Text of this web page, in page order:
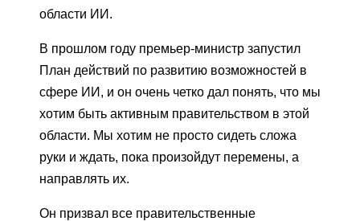
области ИИ.
В прошлом году премьер-министр запустил
План действий по развитию возможностей в
сфере ИИ, и он очень четко дал понять, что мы
хотим быть активным правительством в этой
области. Мы хотим не просто сидеть сложа
руки и ждать, пока произойдут перемены, а
направлять их.
Он призвал все правительственные